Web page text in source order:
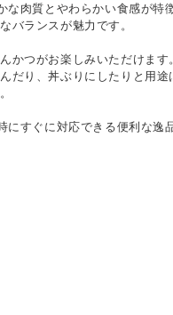
な肉質とやわらかい食感が特
バランスが魅力です。
かつがお楽しみいただけます
だり、丼ぶりにしたりと用途
にすぐに対応できる便利な逸